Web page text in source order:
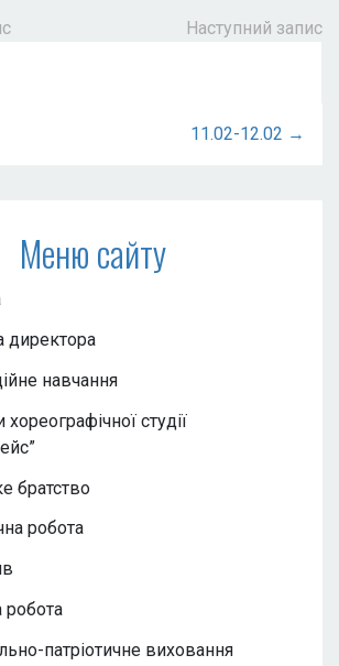
Наступний запис
11.02-12.02 →
Меню сайту
директора
навчання
хореографічної студії
братство
робота
робота
патріотичне виховання